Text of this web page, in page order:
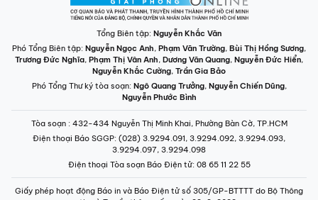
Tổng Biên tập: Nguyễn Khắc Văn
Phó Tổng Biên tập: Nguyễn Ngọc Anh, Phạm Văn Trường, Bùi Thị Hồng Sương,
Trương Đức Nghĩa, Phạm Thị Vân Anh, Dương Văn Quang, Nguyễn Đức Hiển,
Nguyễn Khắc Cường, Trần Gia Bảo
Phó Tổng Thư ký tòa soạn: Ngô Quang Trưởng, Nguyễn Chiến Dũng,
Nguyễn Phước Bình
Tòa soạn : 432-434 Nguyễn Thị Minh Khai, Phường Bàn Cờ, TP.HCM
Điện thoại Báo SGGP: (028) 3.9294.091, 3.9294.092, 3.9294.093,
3.9294.097, 3.9294.098
Điện thoại Tòa soạn Báo Điện tử: 08 65 11 22 55
Giấy phép hoạt động Báo in và Báo Điện tử số 305/GP-BTTTT do Bộ Thông